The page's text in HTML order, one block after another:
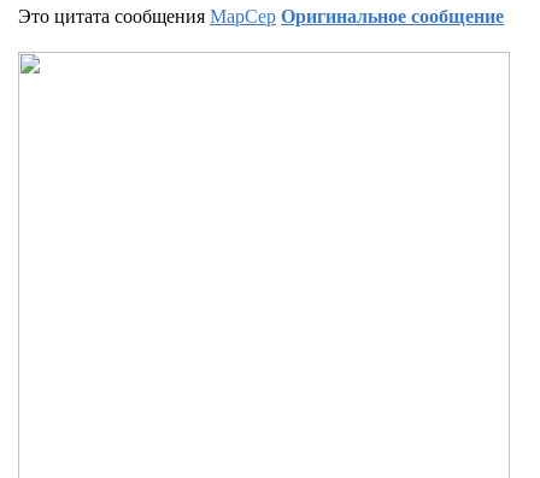
Это цитата сообщенияМарСерОригинальное сообщение